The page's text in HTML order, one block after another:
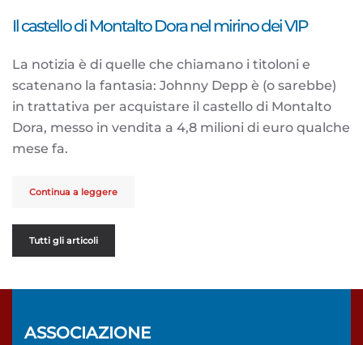
Il castello di Montalto Dora nel mirino dei VIP
La notizia è di quelle che chiamano i titoloni e
scatenano la fantasia: Johnny Depp è (o sarebbe)
in trattativa per acquistare il castello di Montalto
Dora, messo in vendita a 4,8 milioni di euro qualche
mese fa.
Continua a leggere
Tutti gli articoli
ASSOCIAZIONE